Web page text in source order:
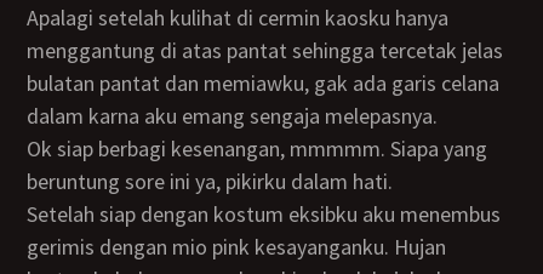
Apalagi setelah kulihat di cermin kaosku hanya
menggantung di atas pantat sehingga tercetak jelas
bulatan pantat dan memiawku, gak ada garis celana
dalam karna aku emang sengaja melepasnya.
Ok siap berbagi kesenangan, mmmmm. Siapa yang
beruntung sore ini ya, pikirku dalam hati.
Setelah siap dengan kostum eksibku aku menembus
gerimis dengan mio pink kesayanganku. Hujan